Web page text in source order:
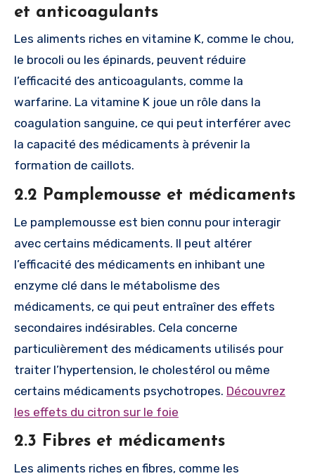
et anticoagulants
Les aliments riches en vitamine K, comme le chou,
le brocoli ou les épinards, peuvent réduire
l’efficacité des anticoagulants, comme la
warfarine. La vitamine K joue un rôle dans la
coagulation sanguine, ce qui peut interférer avec
la capacité des médicaments à prévenir la
formation de caillots.
2.2 Pamplemousse et médicaments
Le pamplemousse est bien connu pour interagir
avec certains médicaments. Il peut altérer
l’efficacité des médicaments en inhibant une
enzyme clé dans le métabolisme des
médicaments, ce qui peut entraîner des effets
secondaires indésirables. Cela concerne
particulièrement des médicaments utilisés pour
traiter l’hypertension, le cholestérol ou même
certains médicaments psychotropes. Découvrez
les effets du citron sur le foie
2.3 Fibres et médicaments
Les aliments riches en fibres, comme les